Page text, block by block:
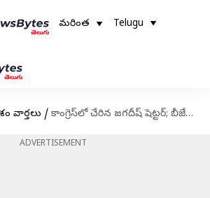
మరింత Telugu
వార్తలు / కాంగ్రెస్‌లో చేరిన జగదీష్ షెట్టర్; బీజేపీపై తీవ్రస్థాయిలో విమర్శలు
ADVERTISEMENT